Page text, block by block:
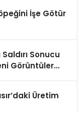
İşe Götür
Sonucu
Görüntüler
Üretim